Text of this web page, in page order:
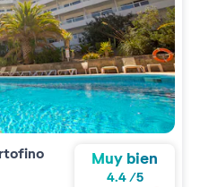
Muy bien
4.4/5